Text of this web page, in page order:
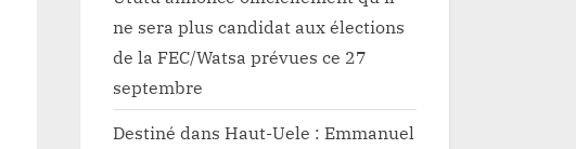
ne sera plus candidat aux élections
de la FEC/Watsa prévues ce 27
septembre
Destiné dans Haut-Uele : Emmanuel